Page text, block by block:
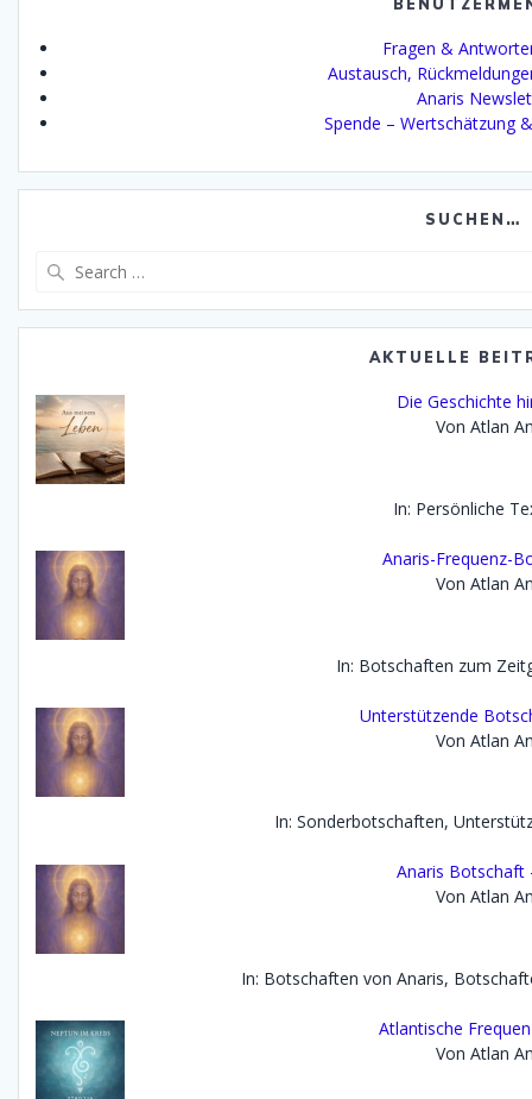
Fragen &
Austausch,
Anaris
Spende – Wertschätzung
SUCHEN…
AKTUELLE
Die Geschichte
Von Atlan
In: Persönliche
Anaris-Frequenz-
Von Atlan
In: Botschaften zum
Unterstützende
Von Atlan
In: Sonderbotschaften,
Anaris Botschaft
Von Atlan
In: Botschaften von Anaris,
Atlantische
Von Atlan